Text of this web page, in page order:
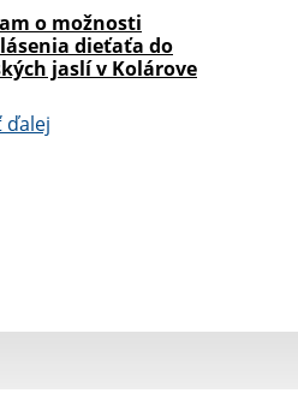
o možnosti
dieťaťa do
jaslí v Kolárove
ďalej